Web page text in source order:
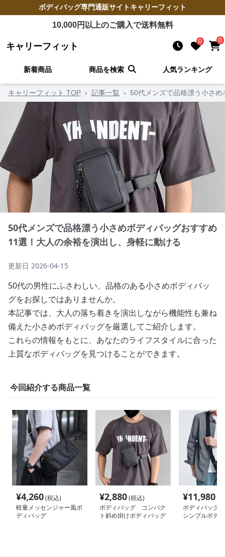
ボディバッグ専門通販サイトキャリーフィット
10,000円以上のご購入で送料無料
キャリーフィット 0 0
新着商品 商品を検索 人気ランキング
キャリーフィット TOP › 記事一覧 › 50代メンズで品格漂う小さ
50代メンズで品格漂う小さめボディバッグおすすめ
11選！大人の余裕を演出し、身軽に動ける
更新日 2026-04-15
50代の男性にふさわしい、品格のある小さめボディバッ
グをお探しではありませんか。
本記事では、大人の落ち着きを演出しながら機能性も兼ね
備えた小さめボディバッグを厳選してご紹介します。
これらの情報をもとに、あなたのライフスタイルに合った
上質なボディバッグを見つけることができます。
今回紹介する商品一覧
¥4,260(税込)
軽量メッセンジャー風ボ
ディバッグ
¥2,880(税込)
ボディバッグ コンパク
ト斜め掛けボディバッグ
¥11,980
ボディバッグ
シンプルボデ